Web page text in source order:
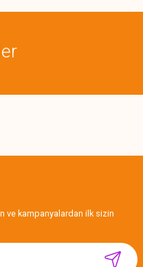
ve kampanyalardan ilk sizin